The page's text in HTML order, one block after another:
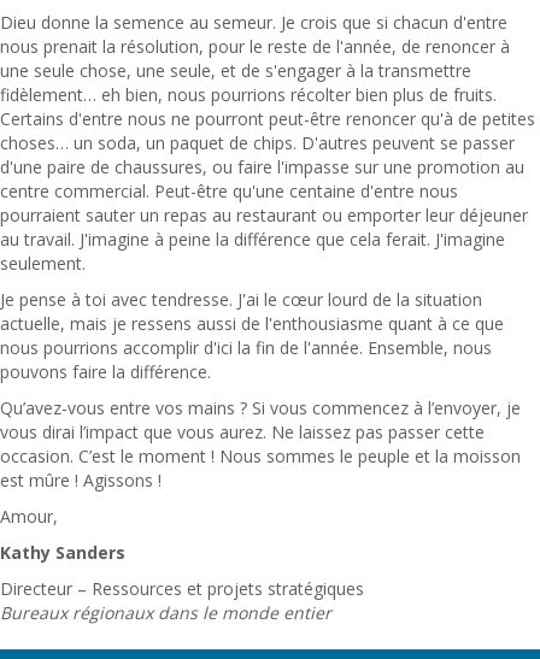
Dieu donne la semence au semeur. Je crois que si chacun d'entre
nous prenait la résolution, pour le reste de l'année, de renoncer à
une seule chose, une seule, et de s'engager à la transmettre
fidèlement… eh bien, nous pourrions récolter bien plus de fruits.
Certains d'entre nous ne pourront peut-être renoncer qu'à de petites
choses… un soda, un paquet de chips. D'autres peuvent se passer
d'une paire de chaussures, ou faire l'impasse sur une promotion au
centre commercial. Peut-être qu'une centaine d'entre nous
pourraient sauter un repas au restaurant ou emporter leur déjeuner
au travail. J'imagine à peine la différence que cela ferait. J'imagine
seulement.
Je pense à toi avec tendresse. J'ai le cœur lourd de la situation
actuelle, mais je ressens aussi de l'enthousiasme quant à ce que
nous pourrions accomplir d'ici la fin de l'année. Ensemble, nous
pouvons faire la différence.
Qu’avez-vous entre vos mains ? Si vous commencez à l’envoyer, je
vous dirai l’impact que vous aurez. Ne laissez pas passer cette
occasion. C’est le moment ! Nous sommes le peuple et la moisson
est mûre ! Agissons !
Amour,
Kathy Sanders
Directeur – Ressources et projets stratégiques
Bureaux régionaux dans le monde entier